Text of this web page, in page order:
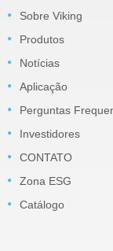
Sobre Viking
Produtos
Notícias
Aplicação
Perguntas
Investidores
CONTATO
Zona ESG
Catálogo